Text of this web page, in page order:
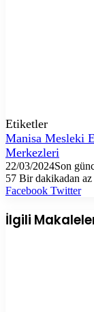
Etiketler
Manisa Mesleki
Merkezleri
22/03/2024Son
57 Bir dakikadan az
Facebook TwitterE-
ile
İlgili